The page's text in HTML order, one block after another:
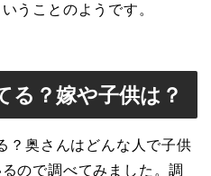
うことのようです。
る？嫁や子供は？
？奥さんはどんな人で子供
ので調べてみました。調